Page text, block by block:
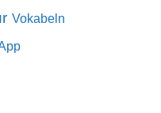
Vokabeln